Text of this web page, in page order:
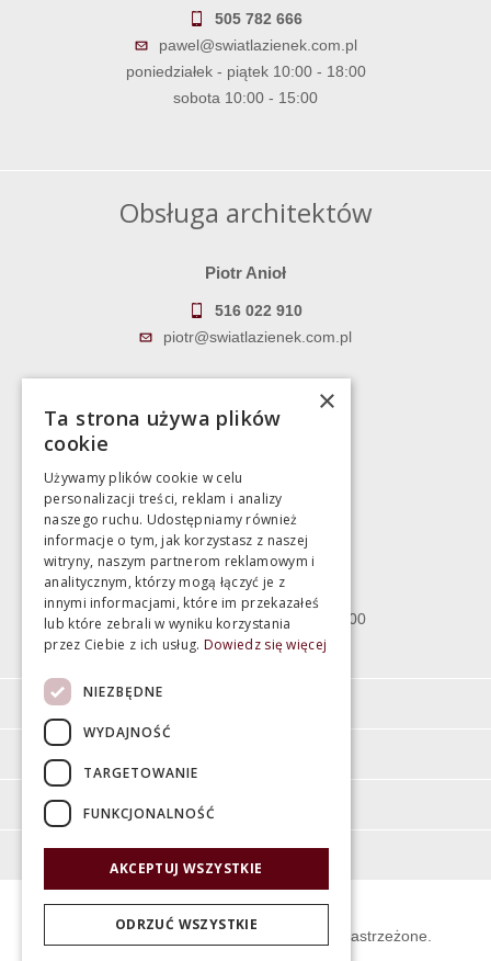
505 782 666
pawel@swiatlazienek.com.pl
poniedziałek - piątek 10:00 - 18:00
sobota 10:00 - 15:00
Obsługa architektów
Piotr Anioł
516 022 910
piotr@swiatlazienek.com.pl
783 043 083
Magazyn
Bartycka 24/26 Hala 100
00-716 Warszawa
poniedziałek - piątek 10:00 - 18:00
sobota 10:00 - 15:00
Moje konto
O firmie
© Świat Łazienek XXI w. Wszelkie prawa zastrzeżone.
×
Ta strona używa plików
cookie
Używamy plików cookie w celu
personalizacji treści, reklam i analizy
naszego ruchu. Udostępniamy również
informacje o tym, jak korzystasz z naszej
witryny, naszym partnerom reklamowym i
analitycznym, którzy mogą łączyć je z
innymi informacjami, które im przekazałeś
lub które zebrali w wyniku korzystania
przez Ciebie z ich usług. Dowiedz się więcej
NIEZBĘDNE
WYDAJNOŚĆ
TARGETOWANIE
FUNKCJONALNOŚĆ
AKCEPTUJ WSZYSTKIE
ODRZUĆ WSZYSTKIE